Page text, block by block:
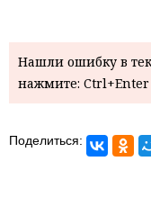
Нашли ошибку в
нажмите: Ctrl+Enter
Поделиться: